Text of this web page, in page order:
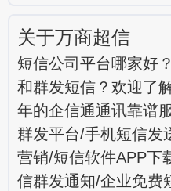
关于万商超信
短信公司平台哪家好
和群发短信？欢迎了
年的企信通通讯靠谱
群发平台/手机短信发
营销/短信软件APP下
信群发通知/企业免费